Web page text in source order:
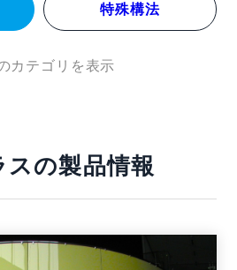
特殊構法
カテゴリ を表示
の製品情報